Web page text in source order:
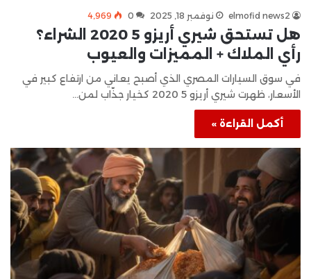
elmofid news2 نوفمبر 18, 2025 0 4٬969
هل تستحق شيري أريزو 5 2020 الشراء؟
رأي الملاك + المميزات والعيوب
في سوق السيارات المصري الذي أصبح يعاني من ارتفاع كبير في
الأسعار، ظهرت شيري أريزو 5 2020 كخيار جذّاب لمن…
أكمل القراءة »